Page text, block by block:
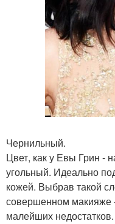
Чернильный.
Цвет, как у Евы Грин -
угольный. Идеально
кожей. Выбрав такой
совершенном макияже
малейших недостатков.